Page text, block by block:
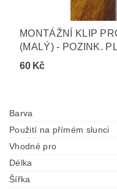
MONTÁŽNÍ KLIP
(MALÝ) - POZINK.
60 Kč
Barva
Použití na přímém slunci
Vhodné pro
Délka
Šířka